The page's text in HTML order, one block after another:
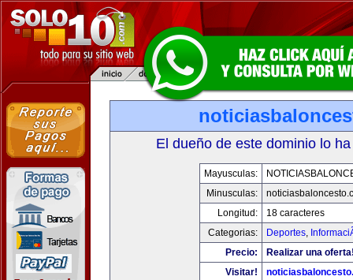
El dueño de este dominio lo
Mayusculas:
Minusculas:
Longitud:
18 caracteres
Categorias:
Deportes,
Precio:
Realizar una
Visitar!